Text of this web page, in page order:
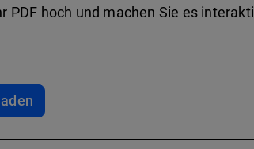
PDF hoch und machen Sie es